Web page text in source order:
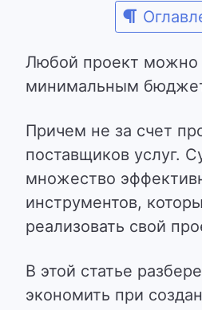
Любой проект можно
минимальным
Причем не за счет
поставщиков услуг.
множество
инструментов,
реализовать свой
В этой статье
экономить при